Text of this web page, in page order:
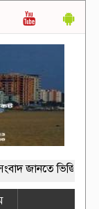
জানতে ভিজিট